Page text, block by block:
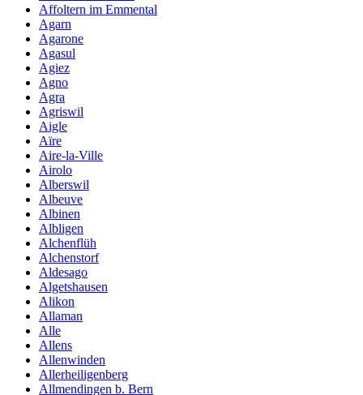
Affoltern im Emmental
Agarn
Agarone
Agasul
Agiez
Agno
Agra
Agriswil
Aigle
Aïre
Aire-la-Ville
Airolo
Alberswil
Albeuve
Albinen
Albligen
Alchenflüh
Alchenstorf
Aldesago
Algetshausen
Alikon
Allaman
Alle
Allens
Allenwinden
Allerheiligenberg
Allmendingen b. Bern